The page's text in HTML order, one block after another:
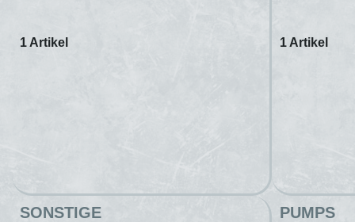
1 Artikel 1 Artikel
SONSTIGE PUMPS